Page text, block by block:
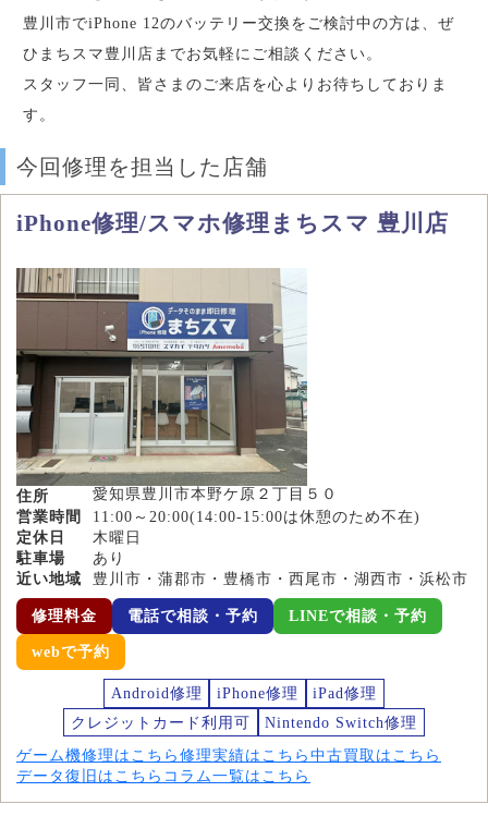
豊川市でiPhone 12のバッテリー交換をご検討中の方は、ぜ
ひまちスマ豊川店までお気軽にご相談ください。
スタッフ一同、皆さまのご来店を心よりお待ちしておりま
す。
今回修理を担当した店舗
iPhone修理/スマホ修理まちスマ 豊川店
住所
愛知県豊川市本野ケ原２丁目５０
営業時間
11:00～20:00(14:00-15:00は休憩のため不在)
定休日
木曜日
駐車場
あり
近い地域
豊川市・蒲郡市・豊橋市・西尾市・湖西市・浜松市
修理料金 電話で相談・予約 LINEで相談・予約
webで予約
Android修理 iPhone修理
iPad修理
クレジットカード利用可
Nintendo Switch修理
ゲーム機修理はこちら 修理実績はこちら 中古買取はこちら
データ復旧はこちら コラム一覧はこちら